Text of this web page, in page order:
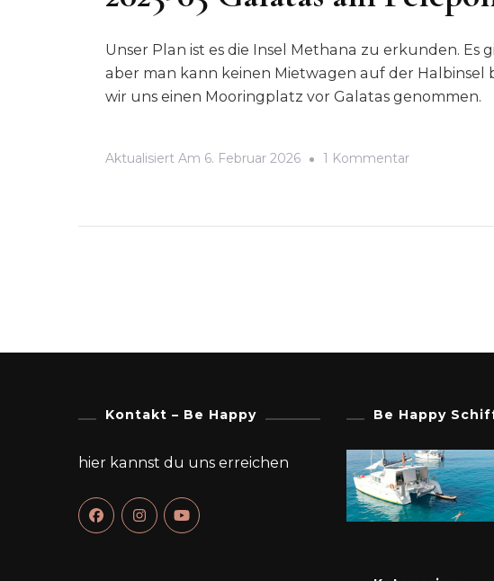
Unser Plan ist es die Insel Methana zu erkunden.
aber man kann keinen Mietwagen auf der Halbinsel
wir uns einen Mooringplatz vor Galatas genommen.
Aktualisiert Am 6. Februar 2026 1 KommentarZu
Kontakt – Be Happy
hier kannst du uns erreichen
Be Happy